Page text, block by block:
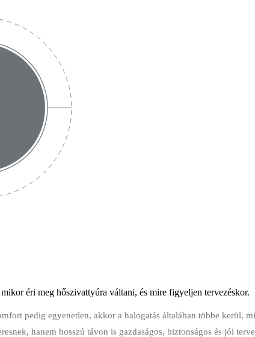
éri meg hőszivattyúra váltani, és mire figyeljen tervezéskor.
pedig egyenetlen, akkor a halogatás általában többe kerül,
hanem hosszú távon is gazdaságos, biztonságos és jól